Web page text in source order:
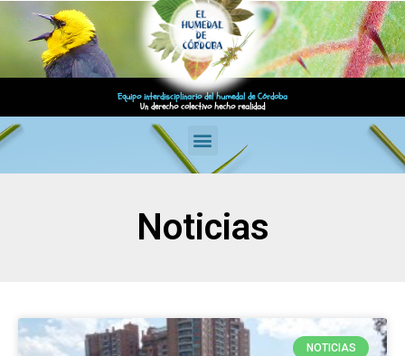
Equipo interdisciplinario del humedal de Córdoba
Un derecho colectivo hecho realidad
Noticias
NOTICIAS